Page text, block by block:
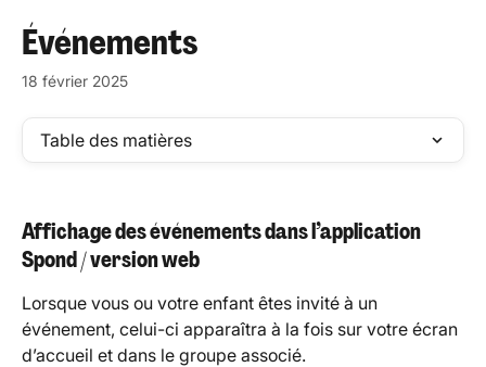
Événements
18 février 2025
Table des matières
Affichage des événements dans l’application
Spond / version web
Lorsque vous ou votre enfant êtes invité à un
événement, celui-ci apparaîtra à la fois sur votre écran
d’accueil et dans le groupe associé.